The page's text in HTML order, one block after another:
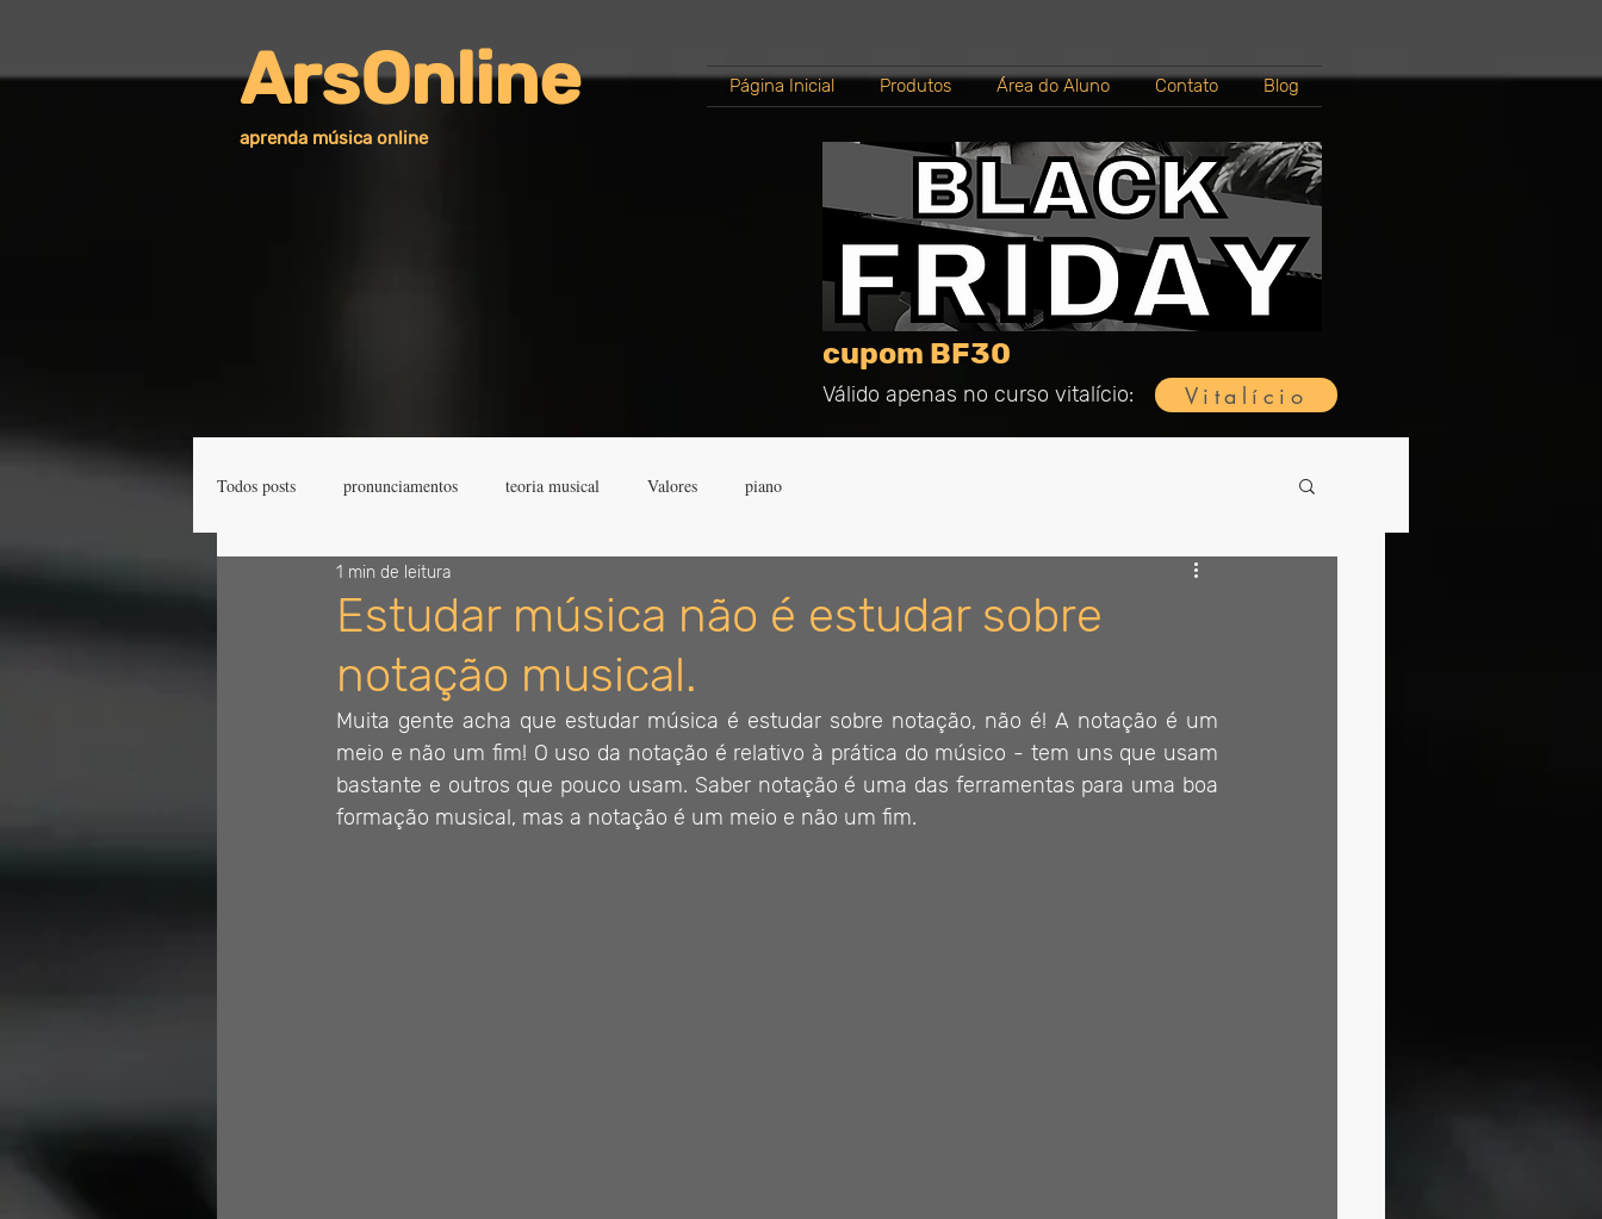
ArsOnline
aprenda música online
Página Inicial Produtos Área do Aluno Contato Blog
cupom BF30
Válido apenas no curso vitalício: Vitalício
Todos posts pronunciamentos teoria musical Valores piano
Estudar música não é estudar sobre
notação musical.
1 min de leitura
Muita gente acha que estudar música é estudar sobre notação, não é! A notação é um
meio e não um fim! O uso da notação é relativo à prática do músico - tem uns que usam
bastante e outros que pouco usam. Saber notação é uma das ferramentas para uma boa
formação musical, mas a notação é um meio e não um fim.